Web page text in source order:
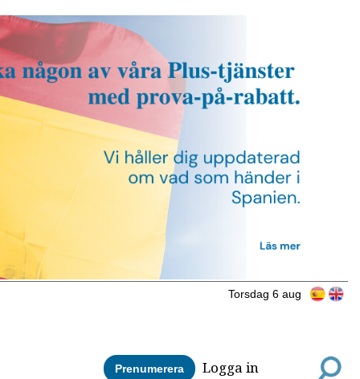
Torsdag 6 aug
Prenumerera Logga in